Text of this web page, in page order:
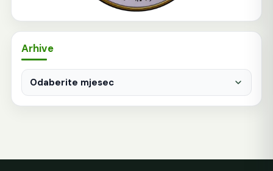
Arhive
Arhive